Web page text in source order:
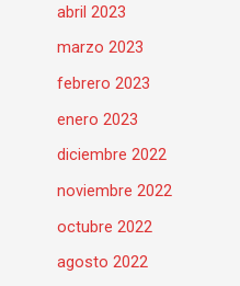
abril 2023
marzo 2023
febrero 2023
enero 2023
diciembre 2022
noviembre 2022
octubre 2022
agosto 2022